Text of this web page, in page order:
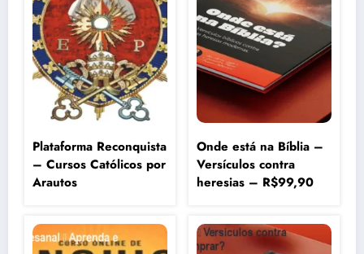
Plataforma Reconquista
– Cursos Católicos por
Arautos
Onde está na Bíblia –
Versículos contra
heresias – R$99,90